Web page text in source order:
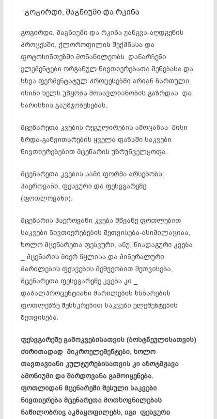
გოგირდი, მაგნიუმი და რკინა
გოგირდი, მაგნიუმი და რკინა ჟანგვა-აღდგენის
პროცესში, ქლოროფილის შექმნასა და
ფოტოსინთეზში მონაწილეობს. დანარჩენი
ელემენტები ორგანულ ნივთიერებათა შენებასა და
სხვა ფერმენტატულ პროცესებში არიან ჩართული.
ისინი ხელს უწყობს მოსავლიანობის გაზრდას და
ხარისხის გაუმჯობესებას.
მცენარეთა კვების რეგულირების ამოცანაა მისი
ზრდა-განვითარების ყველა ფაზაში საკვები
ნივთიერებებით მცენარის უზრუნველყოფა.
მცენარეთა კვების სამი ფორმა არსებობს:
ჰაეროვანი, ფესვური და ფესვგარეშე
(ფოთლოვანი).
მცენარის ჰაეროვანი კვება მწვანე ფოთლებით
საკვები ნივთიერებების შეთვისება-ასიმილაციაა,
ხოლო მცენარეთა ფესვური, ანუ, ნიადაგური კვება
_ მცენარის მიერ წყლისა და მინერალური
მარილების ფესვების მეშვეობით შეთვისება,
მცენარეთა ფესვგარეშეკვება კი _
დაბალპროცენტიანი მარილების ხსნარების
ფოთლებზე შესხურებით საკვები ელემენტების
შეთვისება.
ფესვგარეშე გამოკვებისათვის(ბოსტნეულისათვის)
ძირითადად მიკროელემენტები, ხოლო
თავთავიანი კულტურებისათვის კი აზოტმჟავა
ამონიუმი და შარდოვანა გამოიყენება.
ფოთლიდან მცენარეში შესული საკვები
ნივთიერება მცენარეთა მოთხოვნილებას
ნაწილობრივ აკმაყოფილებს, იგი ფესვური